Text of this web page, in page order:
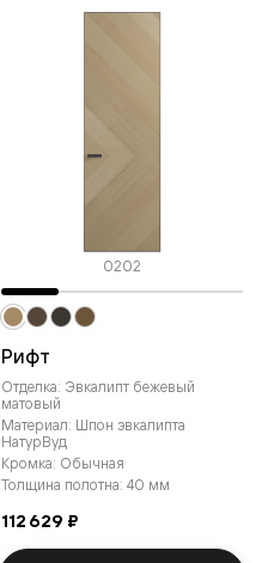
0202
Рифт
Отделка: Эвкалипт бежевый
матовый
Материал: Шпон эвкалипта
НатурВуд
Кромка: Обычная
Толщина полотна: 40 мм
112 629 ₽